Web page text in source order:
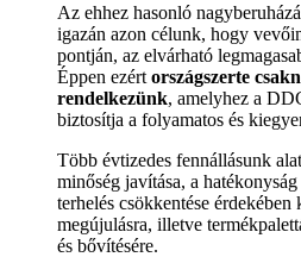
Az ehhez hasonló
igazán azon célunk, hogy
pontján, az elvárható
Éppen ezért országszerte
rendelkezünk, amelyhez a
biztosítja a folyamatos és
Több évtizedes fennállásunk
minőség javítása, a
terhelés csökkentése
megújulásra, illetve
és bővítésére.